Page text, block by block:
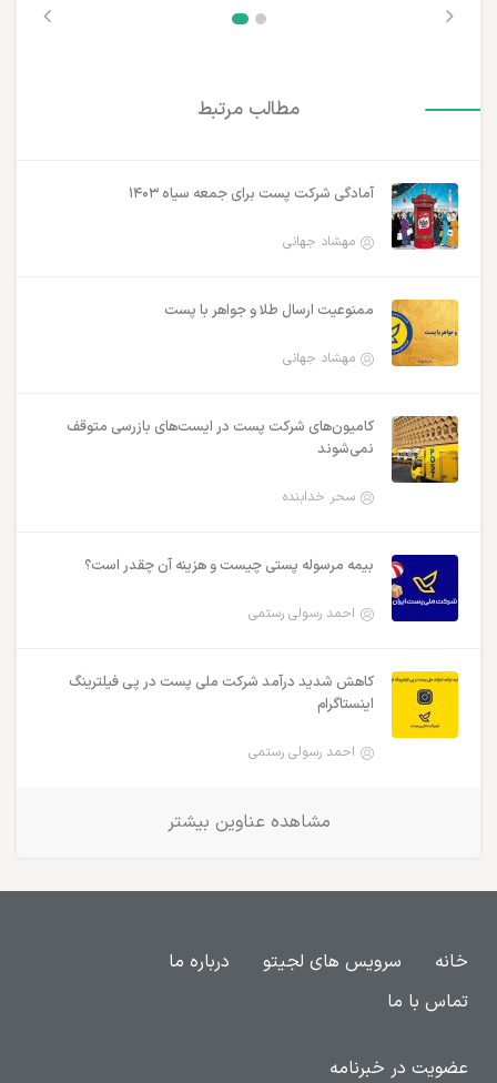
مطالب مرتبط
آمادگی شرکت پست برای جمعه سیاه ۱۴۰۳
مهشاد جهانی
ممنوعیت ارسال طلا و جواهر با پست
مهشاد جهانی
کامیون‌های شرکت پست در ایست‌های بازرسی متوقف
نمی‌شوند
سحر خدابنده
بیمه مرسوله پستی چیست و هزینه آن چقدر است؟
احمد رسولی رستمی
کاهش شدید درآمد شرکت ملی پست در پی فیلترینگ
اینستاگرام
احمد رسولی رستمی
مشاهده عناوین بیشتر
خانه سرویس های لجیتو
درباره ما
تماس با ما
عضویت در خبرنامه